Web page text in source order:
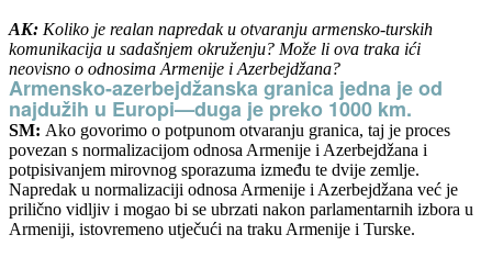
AK: Koliko je realan napredak u otvaranju armensko-turskih
komunikacija u sadašnjem okruženju? Može li ova traka ići
neovisno o odnosima Armenije i Azerbejdžana?
Armensko-azerbejdžanska granica jedna je od
najdužih u Europi—duga je preko 1000 km.
SM: Ako govorimo o potpunom otvaranju granica, taj je proces
povezan s normalizacijom odnosa Armenije i Azerbejdžana i
potpisivanjem mirovnog sporazuma između te dvije zemlje.
Napredak u normalizaciji odnosa Armenije i Azerbejdžana već je
prilično vidljiv i mogao bi se ubrzati nakon parlamentarnih izbora u
Armeniji, istovremeno utječući na traku Armenije i Turske.